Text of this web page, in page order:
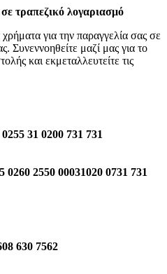
τραπεζικό λογαριασμό
για την παραγγελία σας σε
Συνεννοηθείτε μαζί μας για το
και εκμεταλλευτείτε τις
31 0200 731 731
0260 2550 00031020 0731 731
630 7562